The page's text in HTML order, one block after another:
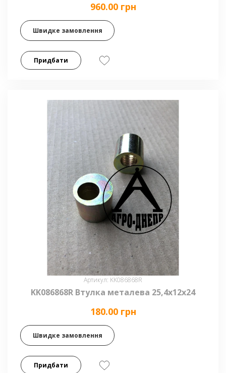
960.00 грн
Швидке замовлення
Придбати
Артикул: KK086868R
KK086868R Втулка металева 25,4х12х24
180.00 грн
Швидке замовлення
Придбати